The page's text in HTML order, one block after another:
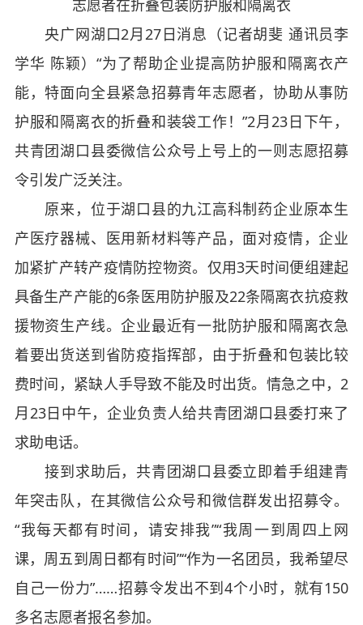
志愿者在折叠包装防护服和隔离衣
央广网湖口2月27日消息（记者胡斐 通讯员李
学华 陈颖）“为了帮助企业提高防护服和隔离衣产
能，特面向全县紧急招募青年志愿者，协助从事防
护服和隔离衣的折叠和装袋工作！”2月23日下午，
共青团湖口县委微信公众号上号上的一则志愿招募
令引发广泛关注。
原来，位于湖口县的九江高科制药企业原本生
产医疗器械、医用新材料等产品，面对疫情，企业
加紧扩产转产疫情防控物资。仅用3天时间便组建起
具备生产产能的6条医用防护服及22条隔离衣抗疫救
援物资生产线。企业最近有一批防护服和隔离衣急
着要出货送到省防疫指挥部，由于折叠和包装比较
费时间，紧缺人手导致不能及时出货。情急之中，2
月23日中午，企业负责人给共青团湖口县委打来了
求助电话。
接到求助后，共青团湖口县委立即着手组建青
年突击队，在其微信公众号和微信群发出招募令。
“我每天都有时间，请安排我”“我周一到周四上网
课，周五到周日都有时间”“作为一名团员，我希望尽
自己一份力”……招募令发出不到4个小时，就有150
多名志愿者报名参加。